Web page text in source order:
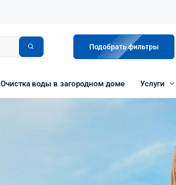
Подобрать фильтры
Очистка воды в загородном доме Услуги